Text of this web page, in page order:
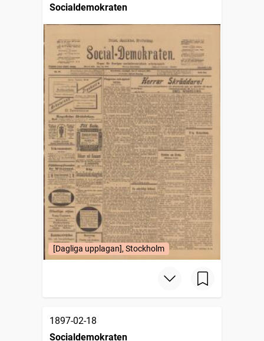
Socialdemokraten
[Dagliga upplagan], Stockholm
1897-02-18
Socialdemokraten